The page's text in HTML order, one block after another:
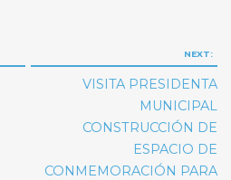
NEXT:
VISITA PRESIDENTA
MUNICIPAL
CONSTRUCCIÓN DE
ESPACIO DE
CONMEMORACIÓN PARA